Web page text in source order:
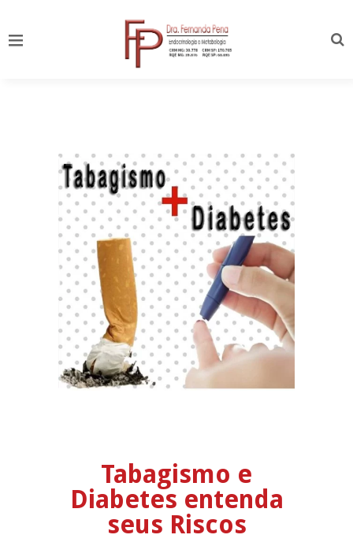
Tabagismo e
Diabetes entenda
seus Riscos